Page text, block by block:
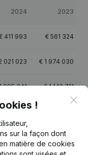
2024 2023
411 993 € 561 324
021 023 € 1 974 030
095 341 €1 142 711
!
sur la façon dont
matière de cookies